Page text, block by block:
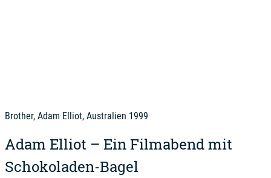
Brother, Adam Elliot, Australien 1999
Adam Elliot – Ein Filmabend mit
Schokoladen-Bagel